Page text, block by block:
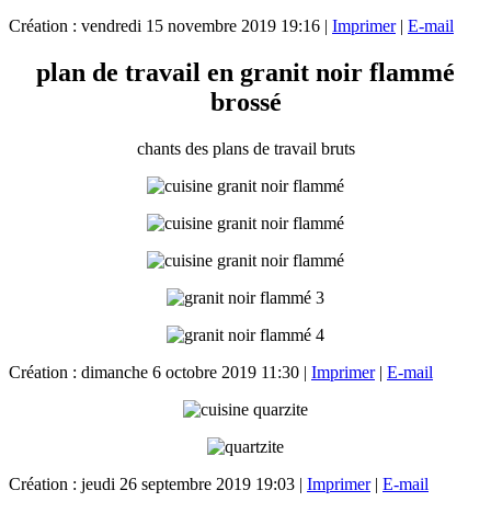
Création : vendredi 15 novembre 2019 19:16 | Imprimer| E-mail
plan de travail en granit noir flammé
brossé
chants des plans de travail bruts
Création : dimanche 6 octobre 2019 11:30 | Imprimer| E-mail
Création : jeudi 26 septembre 2019 19:03 | Imprimer| E-mail